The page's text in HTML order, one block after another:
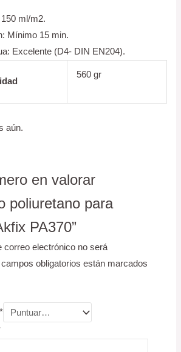
ml/m2.
Mínimo 15 min.
Excelente (D4- DIN EN204).
560 gr
aún.
en valorar
poliuretano para
PA370”
correo electrónico no será
campos obligatorios están marcados
*